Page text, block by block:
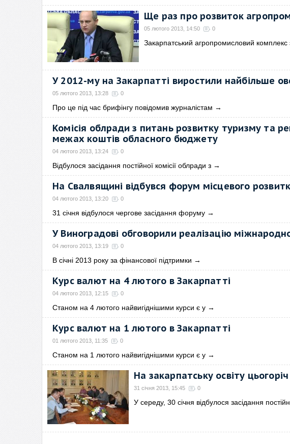
Ще раз про розвиток
05 лютого 2013, 14:50 0
Закарпатський агропромисловий комплекс
У 2012-му на Закарпатті виростили найбільше
05 лютого 2013, 13:28 0
Про це під час брифінгу повідомив журналістам →
Комісія облради з питань розвитку туризму та
межах коштів обласного бюджету
04 лютого 2013, 13:24 0
Відбулося засідання постійної комісії облради з →
На Свалвящині відбувся форум місцевого
04 лютого 2013, 13:20 0
31 січня відбулося чергове засідання форуму →
У Виноградові обговорили реалізацію
04 лютого 2013, 13:19 0
В січні 2013 року за фінансової підтримки →
Курс валют на 4 лютого в Закарпатті
04 лютого 2013, 12:15 0
Станом на 4 лютого найвигіднішими курси є у →
Курс валют на 1 лютого в Закарпатті
01 лютого 2013, 11:35 0
Станом на 1 лютого найвигіднішими курси є у →
На закарпатську освіту
31 січня 2013, 15:45 0
У середу, 30 січня відбулося засідання